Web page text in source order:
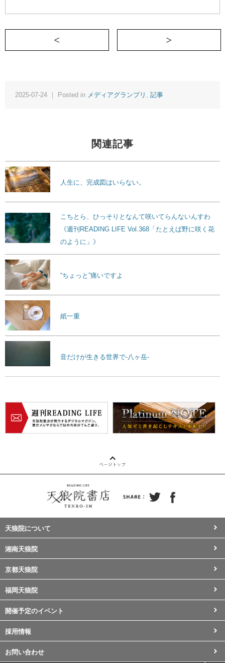
＜ 脳に録画ボタンなんてなくてよかった
2025-07-24 ｜ Posted in メディアグランプリ , 記事
関連記事
人生に、完成図はいらない。
こちとら、ひっそりとなんて咲いてらんないんすわ
《週刊READING LIFE Vol.368「たとえば野に咲く花
のように」》
“ちょっと”痛いですよ
紙一重
音だけが生きる世界で-八ヶ岳-
天狼院について
湘南天狼院
京都天狼院
福岡天狼院
開催予定のイベント
採用情報
お問い合わせ